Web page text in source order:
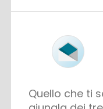
Quello che ti